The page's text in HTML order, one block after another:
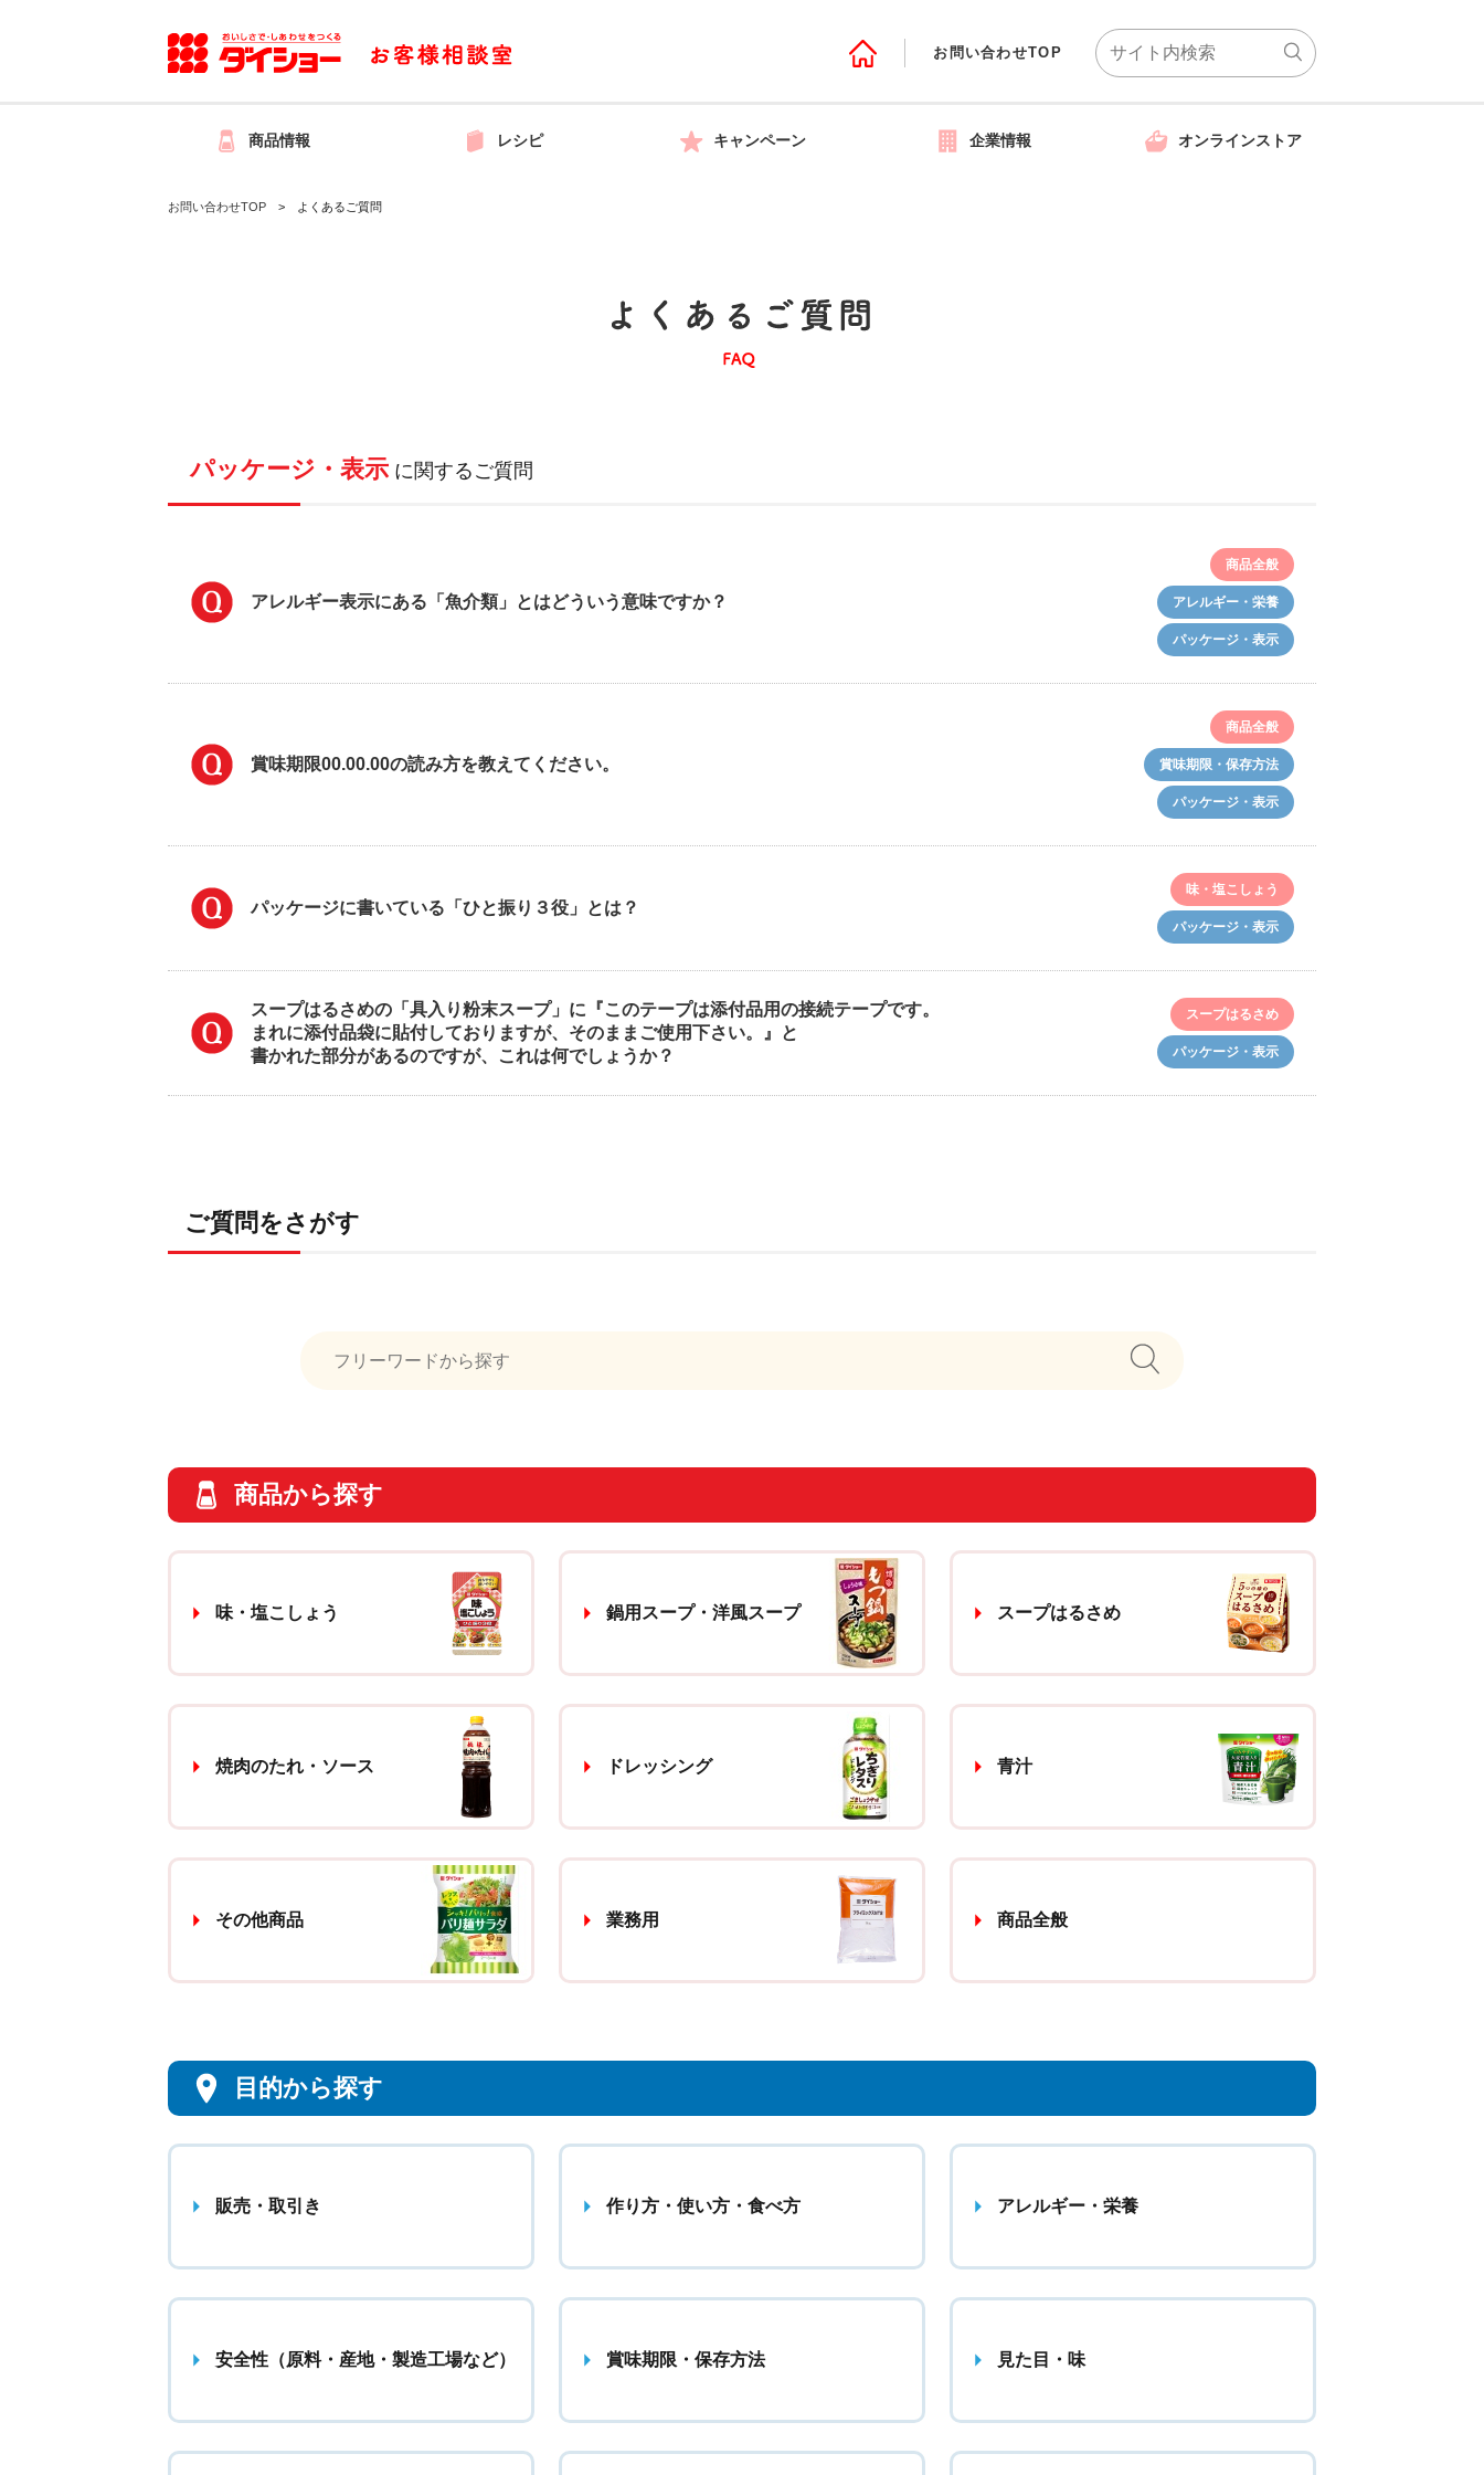
お問い合わせTOP
商品情報 レシピ キャンペーン 企業情報 オンラインストア
お問い合わせTOP よくあるご質問
パッケージ・表示 に関するご質問
アレルギー表示にある「魚介類」とはどういう意味ですか？
商品全般
アレルギー・栄養
パッケージ・表示
賞味期限00.00.00の読み方を教えてください。
商品全般
賞味期限・保存方法
パッケージ・表示
パッケージに書いている「ひと振り３役」とは？
味・塩こしょう
パッケージ・表示
スープはるさめの「具入り粉末スープ」に『このテープは添付品用の接続テープです。
まれに添付品袋に貼付しておりますが、そのままご使用下さい。』と
書かれた部分があるのですが、これは何でしょうか？
スープはるさめ
パッケージ・表示
ご質問をさがす
商品から探す
味・塩こしょう 鍋用スープ・洋風スープ スープはるさめ
焼肉のたれ・ソース ドレッシング 青汁
その他商品 業務用 商品全般
目的から探す
販売・取引き 作り方・使い方・食べ方 アレルギー・栄養
安全性（原料・産地・製造工場など） 賞味期限・保存方法 見た目・味